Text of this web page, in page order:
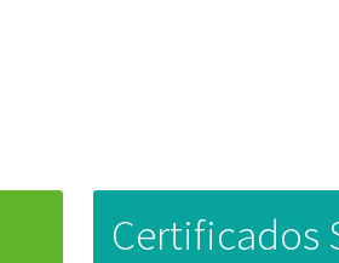
Certificados